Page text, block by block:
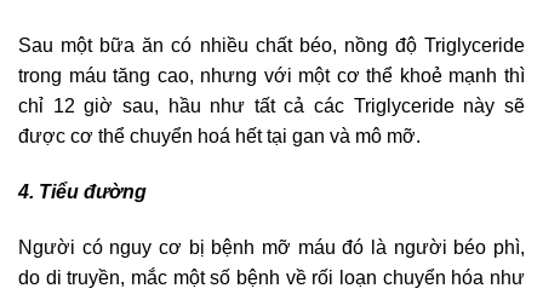
Sau một bữa ăn có nhiều chất béo, nồng độ Triglyceride
trong máu tăng cao, nhưng với một cơ thể khoẻ mạnh thì
chỉ 12 giờ sau, hầu như tất cả các Triglyceride này sẽ
được cơ thể chuyển hoá hết tại gan và mô mỡ.
4. Tiểu đường
Người có nguy cơ bị bệnh mỡ máu đó là người béo phì,
do di truyền, mắc một số bệnh về rối loạn chuyển hóa như